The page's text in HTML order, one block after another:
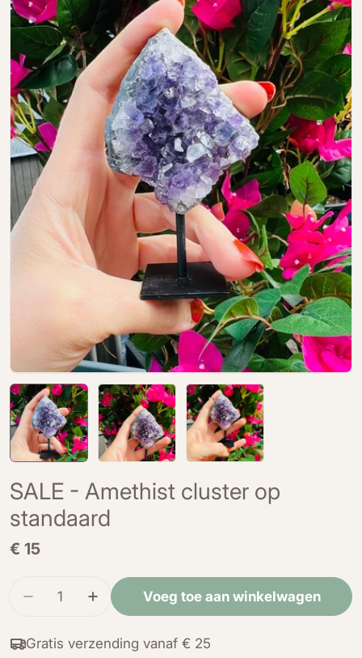
Open media 0 in modal
SALE - Amethist cluster op
standaard
Normale
€ 15
Hoeveelheid
Verminder de hoeveelheid voor SALE -
Verhoog de hoeveelheid voor SALE -
Voeg toe aan winkelwagen
Gratis verzending vanaf € 25